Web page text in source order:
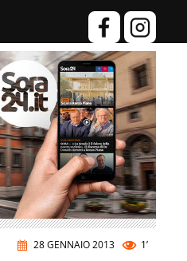
28 GENNAIO 2013 1’